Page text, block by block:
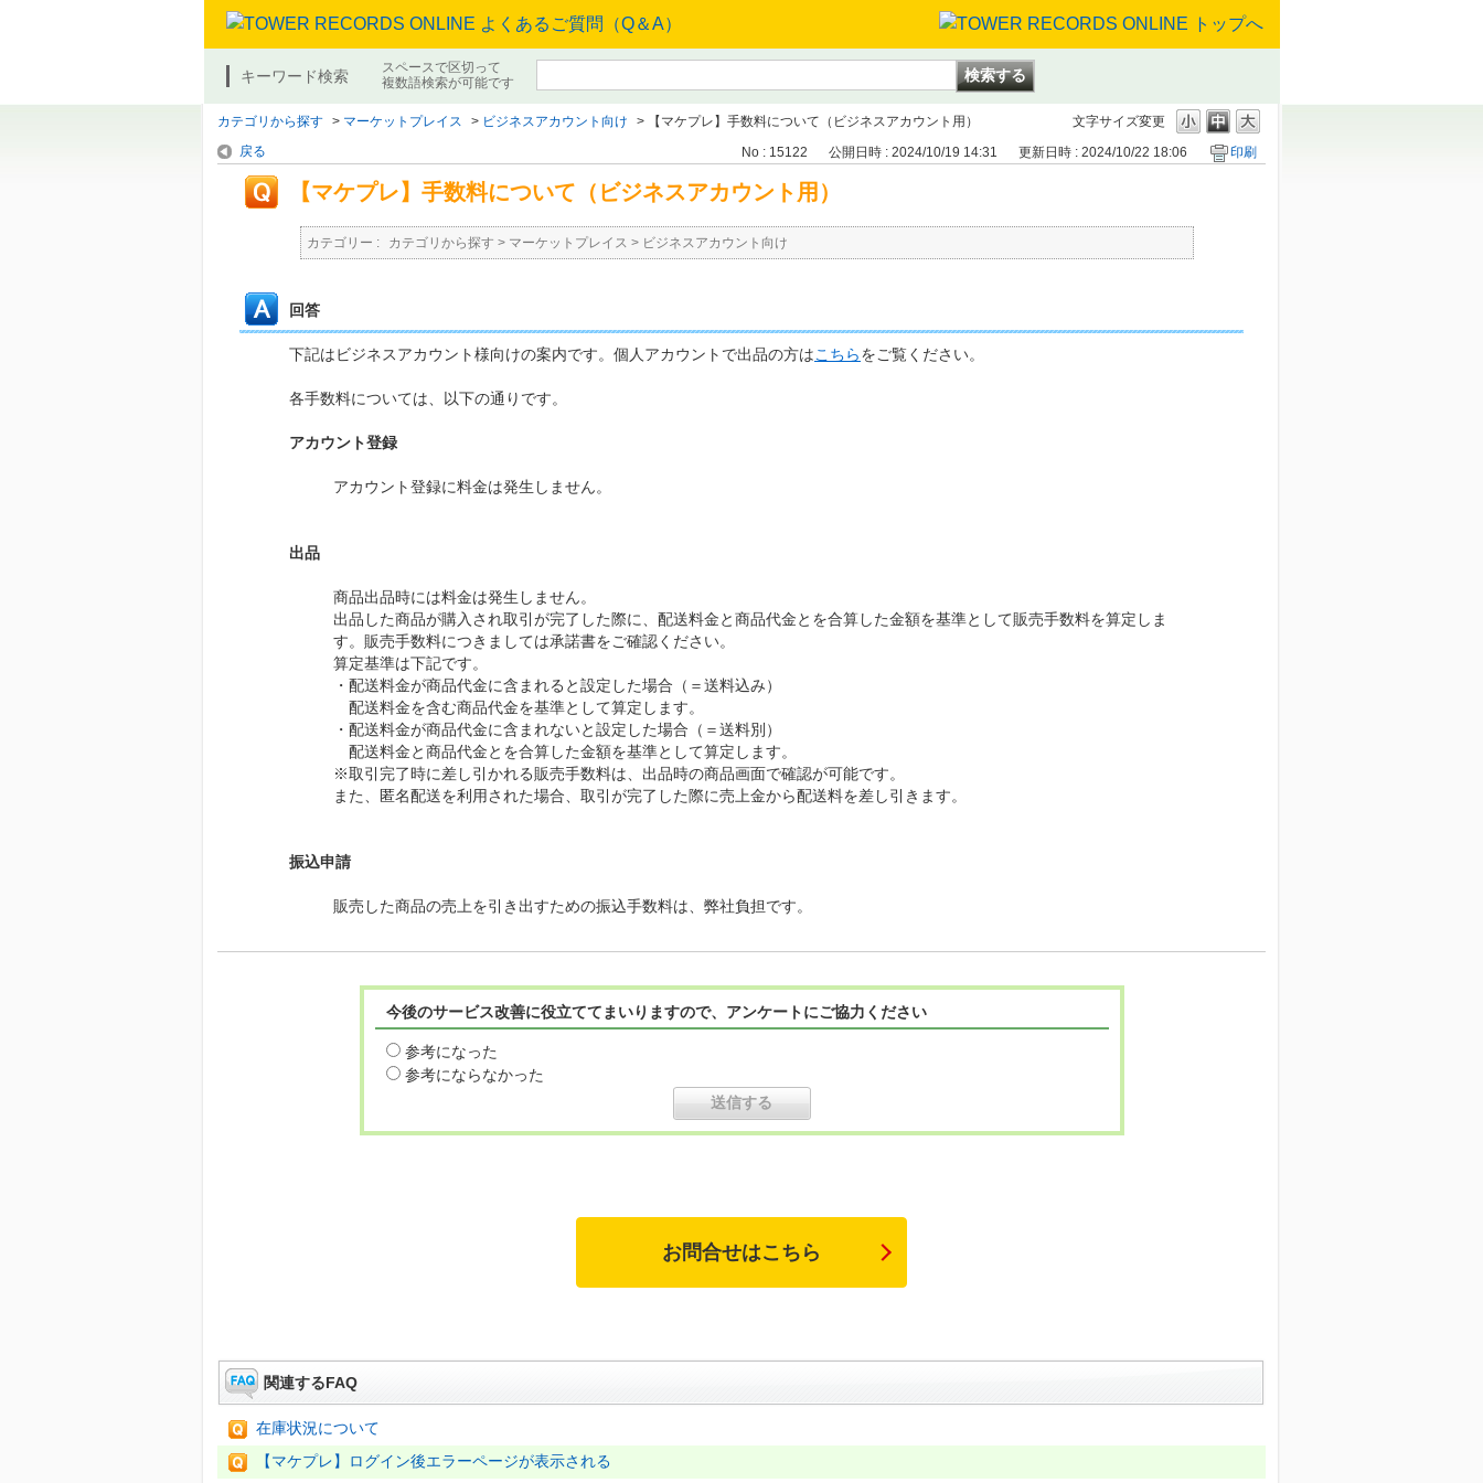
キーワード検索
スペースで区切って
複数語検索が可能です
文字サイズ変更
カテゴリから探す > マーケットプレイス > ビジネスアカウント向け >
【マケプレ】手数料について（ビジネスアカウント用）
戻る
No : 15122 公開日時 : 2024/10/19 14:31 更新日時 : 2024/10/22 18:06 印刷
【マケプレ】手数料について（ビジネスアカウント用）
カテゴリー : カテゴリから探す > マーケットプレイス > ビジネスアカウント向け
回答
下記はビジネスアカウント様向けの案内です。個人アカウントで出品の方はこちら をご覧ください。
各手数料については、以下の通りです。
アカウント登録
アカウント登録に料金は発生しません。
出品
商品出品時には料金は発生しません。
出品した商品が購入され取引が完了した際に、 配送料金と商品代金とを合算した金額を基準として販売手数料を算定しま
す。 販売手数料につきましては承諾書をご確認ください。
算定基準は下記です。
・配送料金が商品代金に含まれると設定した場合（＝送料込み）
配送料金を含む商品代金を基準として算定します。
・配送料金が商品代金に含まれないと設定した場合（＝送料別）
配送料金と商品代金とを合算した金額を基準として算定します。
※取引完了時に差し引かれる販売手数料は、出品時の商品画面で確認が可能です。
また、匿名配送を利用された場合、取引が完了した際に売上金から配送料を差し引きます。
振込申請
販売した商品の売上を引き出すための振込手数料は、弊社負担です。
今後のサービス改善に役立ててまいりますので、アンケートにご協力ください
参考になった
参考にならなかった
お問合せはこちら
関連するFAQ
在庫状況について
【マケプレ】ログイン後エラーページが表示される